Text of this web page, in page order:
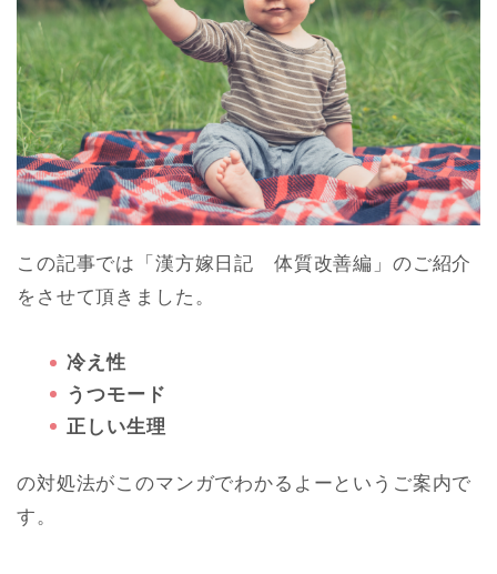
この記事では「漢方嫁日記 体質改善編」のご紹介
をさせて頂きました。
冷え性
うつモード
正しい生理
の対処法がこのマンガでわかるよーというご案内で
す。